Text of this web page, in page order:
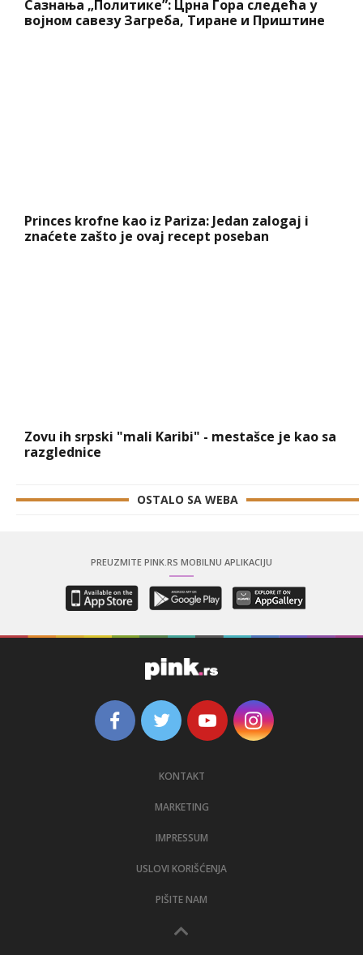
Сазнања „Политике”: Црна Гора следећа у
војном савезу Загреба, Тиране и Приштине
Princes krofne kao iz Pariza: Jedan zalogaj i
znaćete zašto je ovaj recept poseban
Zovu ih srpski "mali Karibi" - mestašce je kao sa
razglednice
OSTALO SA WEBA
PREUZMITE PINK.RS MOBILNU APLIKACIJU
KONTAKT
MARKETING
IMPRESSUM
USLOVI KORIŠĆENJA
PIŠITE NAM